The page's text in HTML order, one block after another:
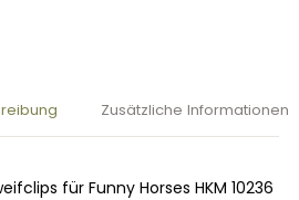
Zusätzliche Informationen
für Funny Horses HKM 10236